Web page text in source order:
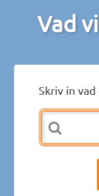
Vad
Skriv in